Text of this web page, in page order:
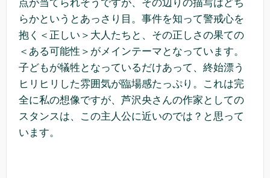
点が当てられそうですが、その辺りの描写はどち
らかというとあっさり目。事件を知って警戒心を
抱く＜正しい＞大人たちと、その正しさの果ての
＜ある可能性＞がメインテーマとなっています。
子どもが犠牲となっているだけあって、終始漂う
ヒリヒリした雰囲気が臨場感たっぷり。これは完
全に私の想像ですが、芦沢央さんの作家としての
スタンスは、この主人公に近いのでは？と思って
います。